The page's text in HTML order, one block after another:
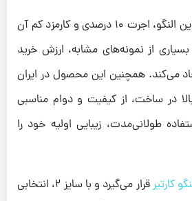
یکی از مهم‌ترین مزایای این النگو، اجرت 10 درصدی و کارمزد کم آن
از نمونه‌های مشابه، ارزش خرید
می‌کند. همچنین این محصول در ایران
در ساخت، از کیفیت و دوام مناسبی
طولانی‌مدت، زیبایی اولیه خود را
کارتیر
قرار می‌گیرد و با سایز 2، انتخابی